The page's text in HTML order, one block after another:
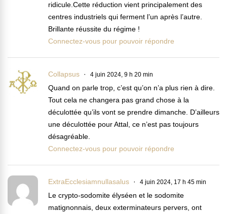
ridicule.Cette réduction vient principalement des
centres industriels qui ferment l’un après l’autre.
Brillante réussite du régime !
Connectez-vous pour pouvoir répondre
Collapsus 4 juin 2024, 9 h 20 min
Quand on parle trop, c’est qu’on n’a plus rien à dire.
Tout cela ne changera pas grand chose à la
déculottée qu’ils vont se prendre dimanche. D’ailleurs
une déculottée pour Attal, ce n’est pas toujours
désagréable.
Connectez-vous pour pouvoir répondre
ExtraEcclesiamnullasalus 4 juin 2024, 17 h 45 min
Le crypto-sodomite élyséen et le sodomite
matignonnais, deux exterminateurs pervers, ont